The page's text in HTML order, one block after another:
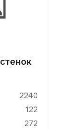
2240
122
272